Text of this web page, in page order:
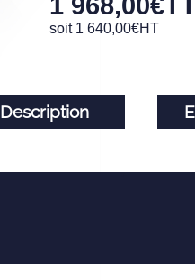
1 968,00€
soit 1 640,00€HT
Description